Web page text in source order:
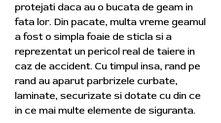
protejati daca au o bucata de geam in
fata lor. Din pacate, multa vreme geamul
a fost o simpla foaie de sticla si a
reprezentat un pericol real de taiere in
caz de accident. Cu timpul insa, rand pe
rand au aparut parbrizele curbate,
laminate, securizate si dotate cu din ce
in ce mai multe elemente de siguranta.